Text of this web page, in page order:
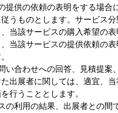
提供の依頼の表明をする場合
うものとします。サービス分
当該サービスの購入希望の
当該サービスの提供依頼の
い合わせへの回答、見積提案
出展者に関しては、適宜、
行うこととします。
の利用の結果、出展者との間